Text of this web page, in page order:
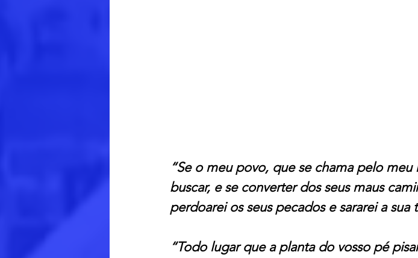
“Se o meu povo, que se chama pelo
buscar, e se converter dos seus maus
perdoarei os seus pecados e sararei a
“Todo lugar que a planta do vosso pé